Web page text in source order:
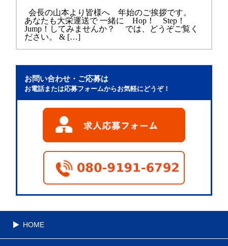
会長の山本より皆様へ 年始のご挨拶です。
あなたも大栄運送で 一緒に Hop！ Step！
Jump！してみませんか？ では、どうぞご覧く
ださい。 & […]
お問い合わせ・ご応募は
お電話または応募フォームからお気軽にどうぞ！
HOME